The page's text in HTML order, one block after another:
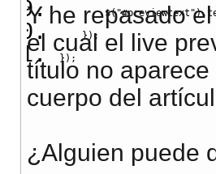
$("#previewtext").
} ) ;
} ) ;
Y he repasado
el cual el live
título no
cuerpo del
¿Alguien puede